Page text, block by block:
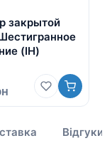
закрытой
(IH)
Відгуки